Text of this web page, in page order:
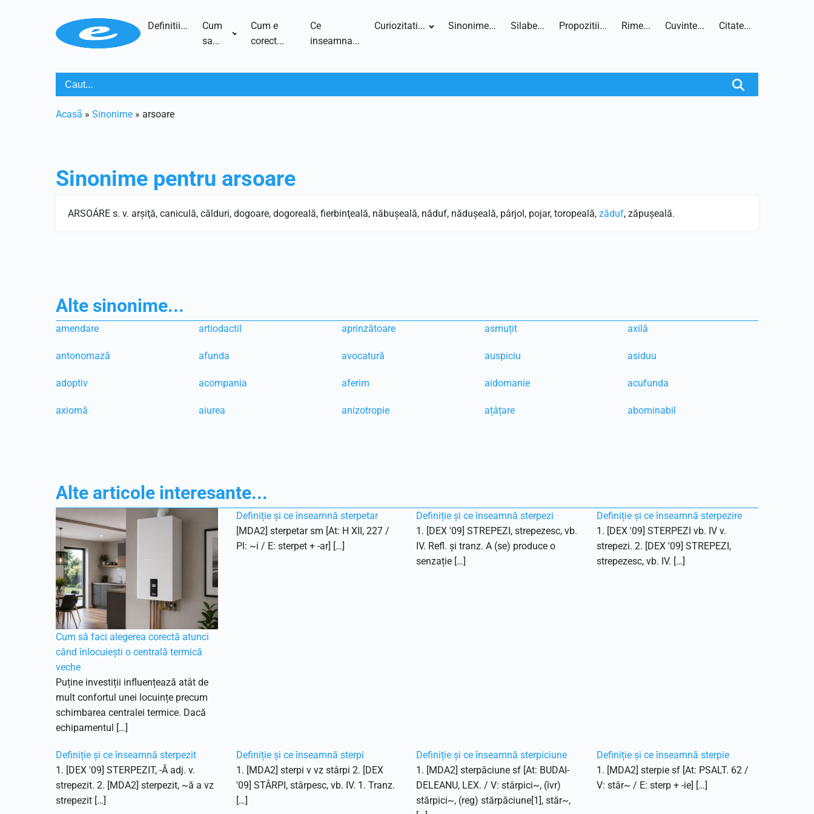
Definitii...
Cum
sa...
Cum e
corect...
Ce
inseamna...
Curiozitati... Sinonime... Silabe... Propozitii... Rime... Cuvinte... Citate...
Acasã » Sinonime » arsoare
Sinonime pentru arsoare
ARSOÁRE s. v. arşiţă, caniculă, călduri, dogoare, dogoreală, fierbinţeală, năbuşeală, năduf, năduşeală, pârjol, pojar, toropeală, zăduf, zăpuşeală.
Alte sinonime...
amendare artiodactil aprinzătoare asmuțit axilă
antonomază afunda avocatură auspiciu asiduu
adoptiv acompania aferim aidomanie acufunda
axiomă aiurea anizotropie ațâțare abominabil
Alte articole interesante...
Cum să faci alegerea corectă atunci
când înlocuiești o centrală termică
veche
Puține investiții influențează atât de
mult confortul unei locuințe precum
schimbarea centralei termice. Dacă
echipamentul […]
Definiție și ce înseamnă sterpetar
[MDA2] sterpetar sm [At: H XII, 227 /
Pl: ~i / E: sterpet + -ar] […]
Definiție și ce înseamnă sterpezi
1. [DEX '09] STREPEZI, strepezesc, vb.
IV. Refl. și tranz. A (se) produce o
senzație […]
Definiție și ce înseamnă sterpezire
1. [DEX '09] STERPEZI vb. IV v.
strepezi. 2. [DEX '09] STREPEZI,
strepezesc, vb. IV. […]
Definiție și ce înseamnă sterpezit
1. [DEX '09] STERPEZIT, -Ă adj. v.
strepezit. 2. [MDA2] sterpezit, ~ă a vz
strepezit […]
Definiție și ce înseamnă sterpi
1. [MDA2] sterpi v vz stârpi 2. [DEX
'09] STÂRPI, stârpesc, vb. IV. 1. Tranz.
[…]
Definiție și ce înseamnă sterpiciune
1. [MDA2] sterpăciune sf [At: BUDAI-
DELEANU, LEX. / V: stârpici~, (îvr)
stărpici~, (reg) stărpăciune[1], stăr~,
Definiție și ce înseamnă sterpie
1. [MDA2] sterpie sf [At: PSALT. 62 /
V: stâr~ / E: sterp + -ie] […]